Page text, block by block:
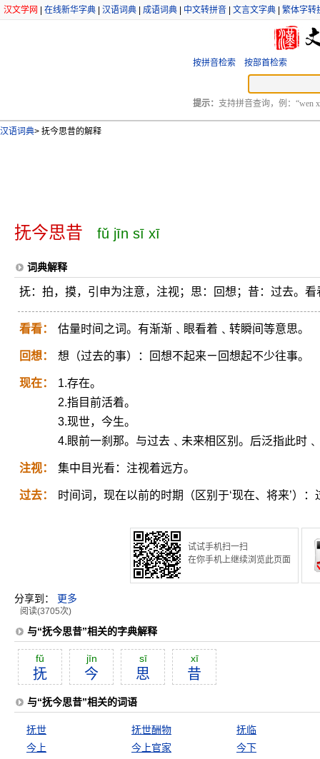
汉文学网 在线新华字典 汉语词典 成语词典 中文转拼音 文言文字典 繁体字转
按拼音检索 按部首检索
提示： 支持拼音查询，例：“wen
汉语词典> 抚今思昔的解释
抚今思昔 fǔ jīn sī xī
词典解释
抚：拍，摸，引申为注意，注视；思：回想；昔：过去。
看看： 估量时间之词。有渐渐﹑眼看着﹑转瞬间等意思。
回想： 想（过去的事）：回想不起来ㄧ回想起不少往事。
现在：
1.存在。
2.指目前活着。
3.现世，今生。
4.眼前一刹那。与过去﹑未来相区别。后泛指此时
注视： 集中目光看：注视着远方。
过去： 时间词，现在以前的时期（区别于‘现在、将来’）
试试手机扫一扫
在你手机上继续浏览此页面
分享到： 更多
阅读(3705次)
与“抚今思昔”相关的字典解释
fŭ
抚
jīn
今
sī
思
xī
昔
与“抚今思昔”相关的词语
抚世 抚世酬物
抚临
今上
今上官家
今下